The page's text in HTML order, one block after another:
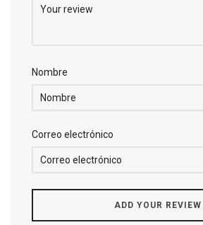
Nombre
Correo electrónico